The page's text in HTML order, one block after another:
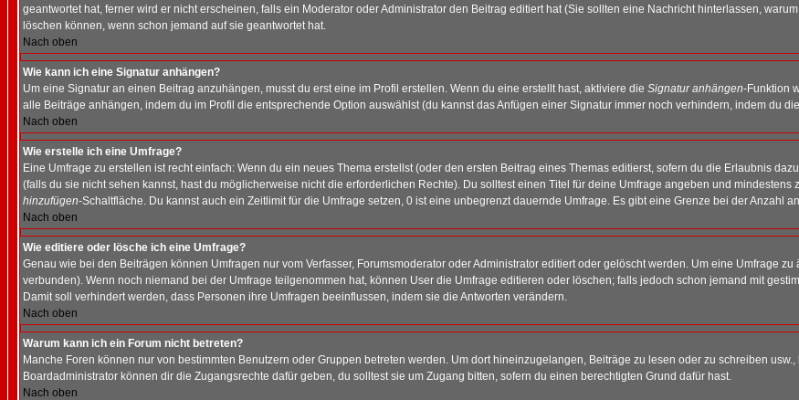
geantwortet hat, ferner wird er nicht erscheinen, falls ein Moderator oder Administrator den Beitrag editiert hat (Sie sollten eine Nachricht hinterlassen,
löschen können, wenn schon jemand auf sie geantwortet hat.
Nach oben
Wie kann ich eine Signatur anhängen?
Um eine Signatur an einen Beitrag anzuhängen, musst du erst eine im Profil erstellen. Wenn du eine erstellt hast, aktiviere die Signatur anhängen-Funktion
alle Beiträge anhängen, indem du im Profil die entsprechende Option auswählst (du kannst das Anfügen einer Signatur immer noch verhindern, indem du
Nach oben
Wie erstelle ich eine Umfrage?
Eine Umfrage zu erstellen ist recht einfach: Wenn du ein neues Thema erstellst (oder den ersten Beitrag eines Themas editierst, sofern du die Erlaubnis
(falls du sie nicht sehen kannst, hast du möglicherweise nicht die erforderlichen Rechte). Du solltest einen Titel für deine Umfrage angeben und
hinzufügen-Schaltfläche. Du kannst auch ein Zeitlimit für die Umfrage setzen, 0 ist eine unbegrenzt dauernde Umfrage. Es gibt eine Grenze bei der Anzahl
Nach oben
Wie editiere oder lösche ich eine Umfrage?
Genau wie bei den Beiträgen können Umfragen nur vom Verfasser, Forumsmoderator oder Administrator editiert oder gelöscht werden. Um eine Umfrage
verbunden). Wenn noch niemand bei der Umfrage teilgenommen hat, können User die Umfrage editieren oder löschen; falls jedoch schon jemand mit
Damit soll verhindert werden, dass Personen ihre Umfragen beeinflussen, indem sie die Antworten verändern.
Nach oben
Warum kann ich ein Forum nicht betreten?
Manche Foren können nur von bestimmten Benutzern oder Gruppen betreten werden. Um dort hineinzugelangen, Beiträge zu lesen oder zu schreiben
Boardadministrator können dir die Zugangsrechte dafür geben, du solltest sie um Zugang bitten, sofern du einen berechtigten Grund dafür hast.
Nach oben